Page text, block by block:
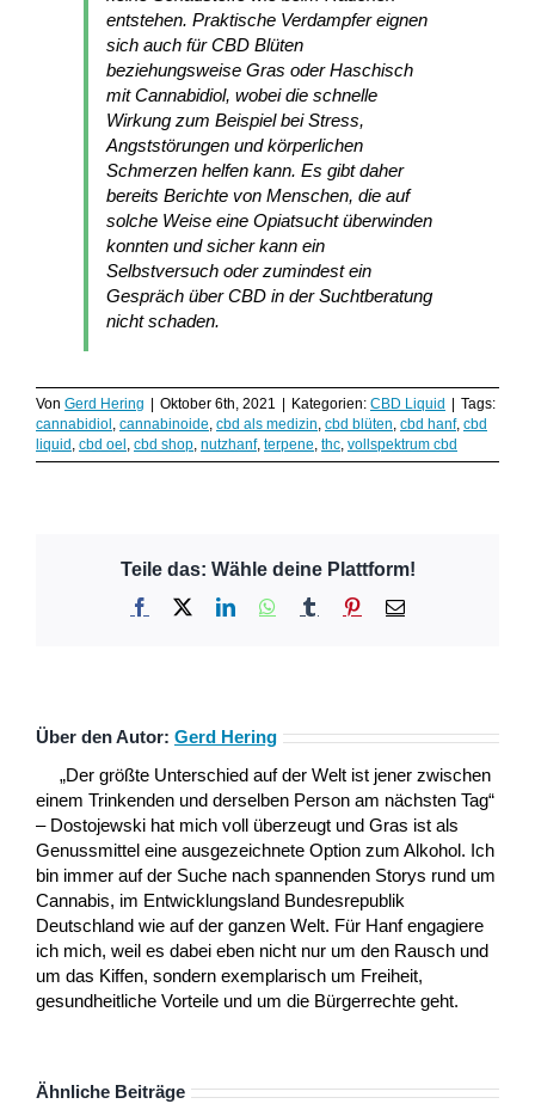
entstehen. Praktische Verdampfer eignen
sich auch für CBD Blüten
beziehungsweise Gras oder Haschisch
mit Cannabidiol, wobei die schnelle
Wirkung zum Beispiel bei Stress,
Angststörungen und körperlichen
Schmerzen helfen kann. Es gibt daher
bereits Berichte von Menschen, die auf
solche Weise eine Opiatsucht überwinden
konnten und sicher kann ein
Selbstversuch oder zumindest ein
Gespräch über CBD in der Suchtberatung
nicht schaden.
Von Gerd Hering | Oktober 6th, 2021 | Kategorien: CBD Liquid | Tags:
cannabidiol, cannabinoide, cbd als medizin, cbd blüten, cbd hanf, cbd
liquid, cbd oel, cbd shop, nutzhanf, terpene, thc, vollspektrum cbd
Teile das: Wähle deine Plattform!
Facebook LinkedInWhatsApp
Tumblr Pinterest
E-
Über den Autor: Gerd Hering
„Der größte Unterschied auf der Welt ist jener zwischen
einem Trinkenden und derselben Person am nächsten Tag“
– Dostojewski hat mich voll überzeugt und Gras ist als
Genussmittel eine ausgezeichnete Option zum Alkohol. Ich
bin immer auf der Suche nach spannenden Storys rund um
Cannabis, im Entwicklungsland Bundesrepublik
Deutschland wie auf der ganzen Welt. Für Hanf engagiere
ich mich, weil es dabei eben nicht nur um den Rausch und
um das Kiffen, sondern exemplarisch um Freiheit,
gesundheitliche Vorteile und um die Bürgerrechte geht.
Ähnliche Beiträge